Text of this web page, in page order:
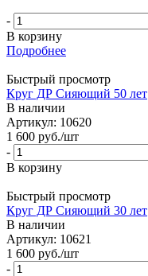
-
В корзину
Подробнее
Быстрый просмотр
Круг ДР Сияющий 50 лет
В наличии
Артикул: 10620
1 600 руб./шт
-
В корзину
Быстрый просмотр
Круг ДР Сияющий 30 лет
В наличии
Артикул: 10621
1 600 руб./шт
-